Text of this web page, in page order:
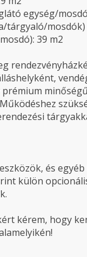
egység/
tárgyaló/mosdók)
39 m2
és
külön
kérem, hogy